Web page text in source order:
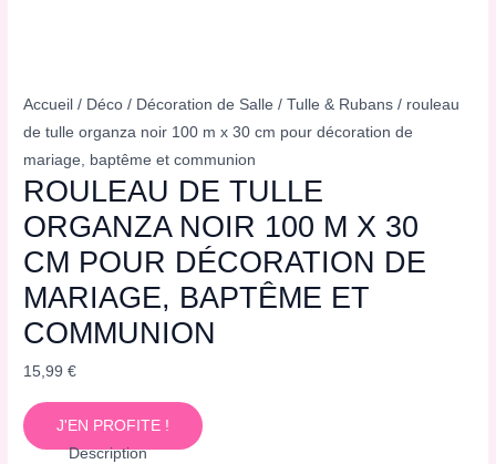
Accueil / Déco / Décoration de Salle /Tulle & Rubans / rouleau
de tulle organza noir 100 m x 30 cm pour décoration de
mariage, baptême et communion
ROULEAU DE TULLE
ORGANZA NOIR 100 M X 30
CM POUR DÉCORATION DE
MARIAGE, BAPTÊME ET
COMMUNION
15,99€
J'EN PROFITE !
Description